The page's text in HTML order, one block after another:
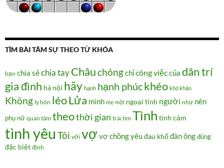
TÌM BÀI TÂM SỰ THEO TỪ KHÓA
bạn chia sẻchia tay Châuchóngchỉcông việccủa dân trí
gia đình hà nội hãy hạnh hạnh phúckhéo khó khăn
Không ly hôn léoLửa mình mẹ một ngoại tình người như nên
phụ nữ quan tâm theothời gian trái tim Tình tình cảm
tình yêu Tôi với vợ vợ chồngyêuđau khổđàn ôngđúng
đặc biệt định